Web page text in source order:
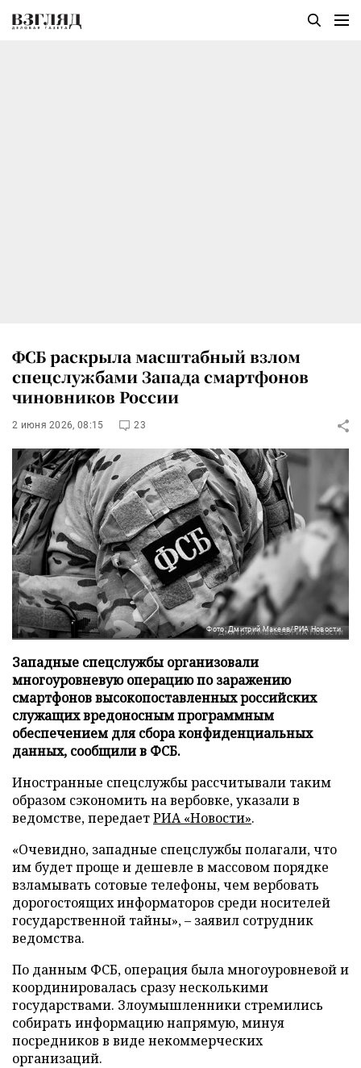
ФСБ раскрыла масштабный взлом
спецслужбами Запада смартфонов
чиновников России
2 июня 2026, 08:15 23
Фото: Дмитрий Макеев/РИА Новости
Западные спецслужбы организовали
многоуровневую операцию по заражению
смартфонов высокопоставленных российских
служащих вредоносным программным
обеспечением для сбора конфиденциальных
данных, сообщили в ФСБ.
Иностранные спецслужбы рассчитывали таким
образом сэкономить на вербовке, указали в
ведомстве, передаетРИА «Новости».
«Очевидно, западные спецслужбы полагали, что
им будет проще и дешевле в массовом порядке
взламывать сотовые телефоны, чем вербовать
дорогостоящих информаторов среди носителей
государственной тайны», – заявил сотрудник
ведомства.
По данным ФСБ, операция была многоуровневой и
координировалась сразу несколькими
государствами. Злоумышленники стремились
собирать информацию напрямую, минуя
посредников в виде некоммерческих
организаций.